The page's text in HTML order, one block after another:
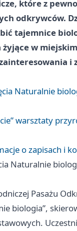
które z
odkrywców.
tajemnice
żyjące w
i
Naturalnie
warsztaty
o zapisach i
Naturalnie
Pasażu
biologia”,